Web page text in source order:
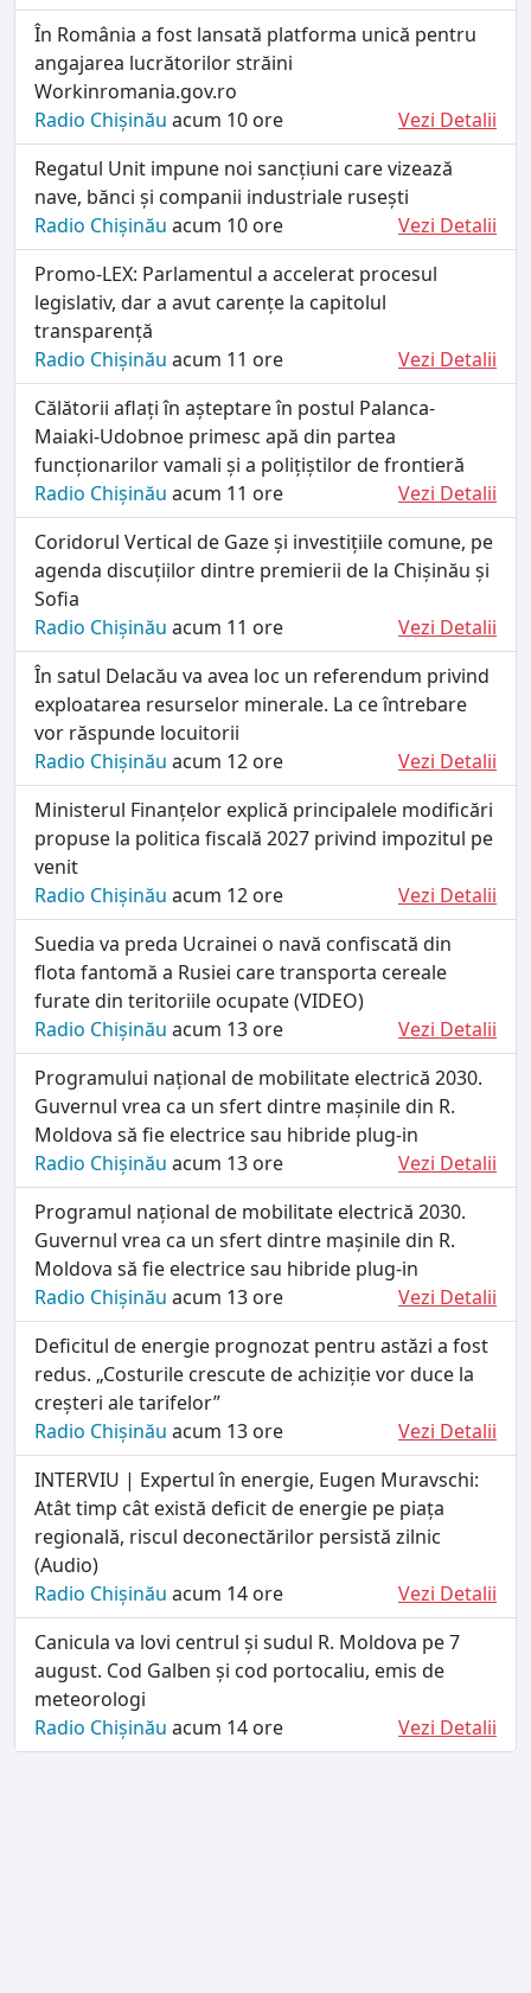
În România a fost lansată platforma unică pentru
angajarea lucrătorilor străini
Workinromania.gov.ro
Radio Chișinău acum 10 ore
Vezi Detalii
Regatul Unit impune noi sancțiuni care vizează
nave, bănci și companii industriale rusești
Radio Chișinău acum 10 ore
Vezi Detalii
Promo-LEX: Parlamentul a accelerat procesul
legislativ, dar a avut carențe la capitolul
transparență
Radio Chișinău acum 11 ore
Vezi Detalii
Călătorii aflați în așteptare în postul Palanca-
Maiaki-Udobnoe primesc apă din partea
funcționarilor vamali și a polițiștilor de frontieră
Radio Chișinău acum 11 ore
Vezi Detalii
Coridorul Vertical de Gaze și investițiile comune, pe
agenda discuțiilor dintre premierii de la Chișinău și
Sofia
Radio Chișinău acum 11 ore
Vezi Detalii
În satul Delacău va avea loc un referendum privind
exploatarea resurselor minerale. La ce întrebare
vor răspunde locuitorii
Radio Chișinău acum 12 ore
Vezi Detalii
Ministerul Finanțelor explică principalele modificări
propuse la politica fiscală 2027 privind impozitul pe
venit
Radio Chișinău acum 12 ore
Vezi Detalii
Suedia va preda Ucrainei o navă confiscată din
flota fantomă a Rusiei care transporta cereale
furate din teritoriile ocupate (VIDEO)
Radio Chișinău acum 13 ore
Vezi Detalii
Programului național de mobilitate electrică 2030.
Guvernul vrea ca un sfert dintre mașinile din R.
Moldova să fie electrice sau hibride plug-in
Radio Chișinău acum 13 ore
Vezi Detalii
Programul național de mobilitate electrică 2030.
Guvernul vrea ca un sfert dintre mașinile din R.
Moldova să fie electrice sau hibride plug-in
Radio Chișinău acum 13 ore
Vezi Detalii
Deficitul de energie prognozat pentru astăzi a fost
redus. „Costurile crescute de achiziție vor duce la
creșteri ale tarifelor”
Radio Chișinău acum 13 ore
Vezi Detalii
INTERVIU | Expertul în energie, Eugen Muravschi:
Atât timp cât există deficit de energie pe piața
regională, riscul deconectărilor persistă zilnic
(Audio)
Radio Chișinău acum 14 ore
Vezi Detalii
Canicula va lovi centrul și sudul R. Moldova pe 7
august. Cod Galben și cod portocaliu, emis de
meteorologi
Radio Chișinău acum 14 ore Vezi Detalii